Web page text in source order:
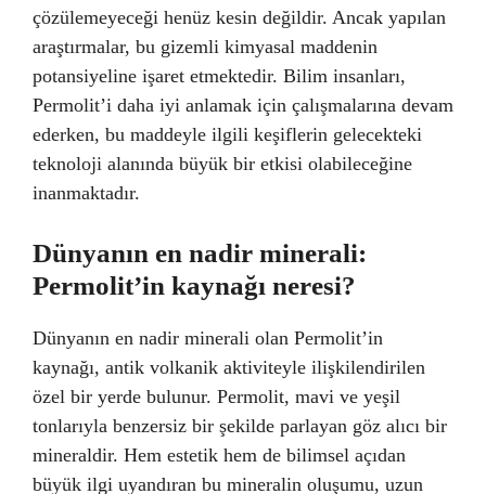
çözülemeyeceği henüz kesin değildir. Ancak yapılan
araştırmalar, bu gizemli kimyasal maddenin
potansiyeline işaret etmektedir. Bilim insanları,
Permolit’i daha iyi anlamak için çalışmalarına devam
ederken, bu maddeyle ilgili keşiflerin gelecekteki
teknoloji alanında büyük bir etkisi olabileceğine
inanmaktadır.
Dünyanın en nadir minerali:
Permolit’in kaynağı neresi?
Dünyanın en nadir minerali olan Permolit’in
kaynağı, antik volkanik aktiviteyle ilişkilendirilen
özel bir yerde bulunur. Permolit, mavi ve yeşil
tonlarıyla benzersiz bir şekilde parlayan göz alıcı bir
mineraldir. Hem estetik hem de bilimsel açıdan
büyük ilgi uyandıran bu mineralin oluşumu, uzun